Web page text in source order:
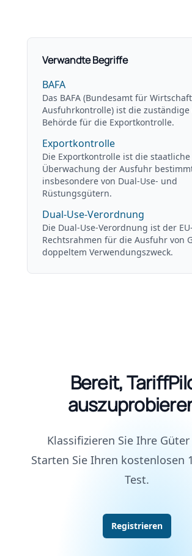
Verwandte Begriffe
BAFA
Das BAFA (Bundesamt für
Ausfuhrkontrolle) ist die zuständige
Behörde für die Exportkontrolle.
Exportkontrolle
Die Exportkontrolle ist die staatliche
Überwachung der Ausfuhr
insbesondere von Dual-Use- und
Rüstungsgütern.
Dual-Use-Verordnung
Die Dual-Use-Verordnung ist der EU-
Rechtsrahmen für die Ausfuhr von
doppeltem Verwendungszweck.
Bereit,
Klassifizieren Sie Ihre
Starten Sie Ihren kostenlosen
Test.
Registrieren